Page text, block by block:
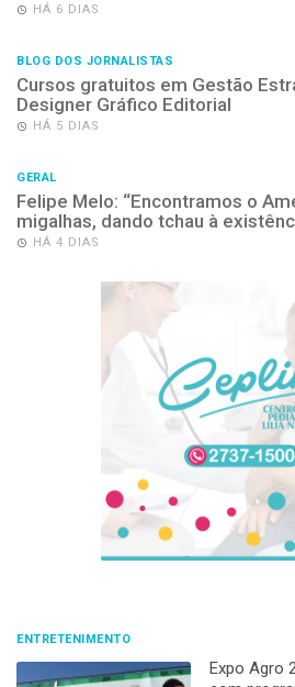
HÁ 6 DIAS
BLOG DOS JORNALISTAS
Cursos gratuitos em Gestão
Designer Gráfico Editorial
HÁ 5 DIAS
GERAL
Felipe Melo: “Encontramos o
migalhas, dando tchau à
HÁ 4 DIAS
ENTRETENIMENTO
Expo Agro